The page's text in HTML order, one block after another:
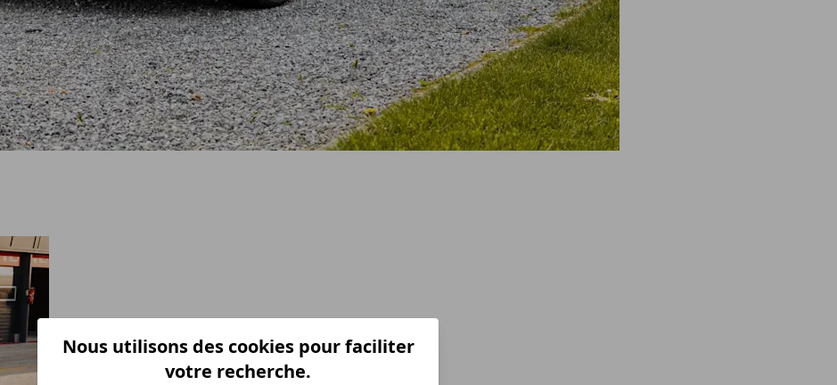
Nous utilisons des cookies pour faciliter
votre recherche.